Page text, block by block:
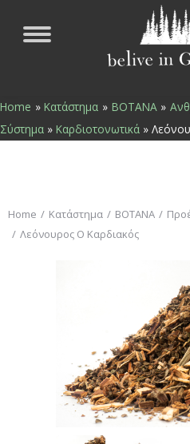
Home »Κατάστημα » ΒΟΤΑΝΑ»
Σύστημα » Καρδιοτονωτικά »
You are here:
Home Κατάστημα ΒΟΤΑΝΑ
Λεόνουρος Ο Καρδιακός